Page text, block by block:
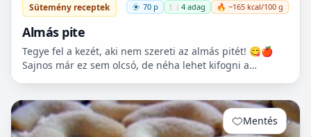
Sütemény receptek 70 p 🍽️ 4 adag 🔥 ~165 kcal/100 g
Almás pite
Tegye fel a kezét, aki nem szereti az almás pitét! 😋🍎
Sajnos már ez sem olcsó, de néha lehet kifogni a
Mentés 0